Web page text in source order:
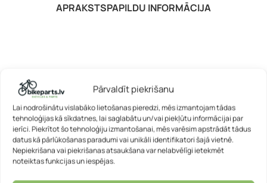
Pārvaldīt piekrišanu
Lai nodrošinātu vislabāko lietošanas pieredzi, mēs izmantojam tādas
tehnoloģijas kā sīkdatnes, lai saglabātu un/vai piekļūtu informācijai par
ierīci. Piekrītot šo tehnoloģiju izmantošanai, mēs varēsim apstrādāt tādus
datus kā pārlūkošanas paradumi vai unikāli identifikatori šajā vietnē.
Nepiekrišana vai piekrišanas atsaukšana var nelabvēlīgi ietekmēt
noteiktas funkcijas un iespējas.
APRAKSTSPAPILDU INFORMĀCIJA